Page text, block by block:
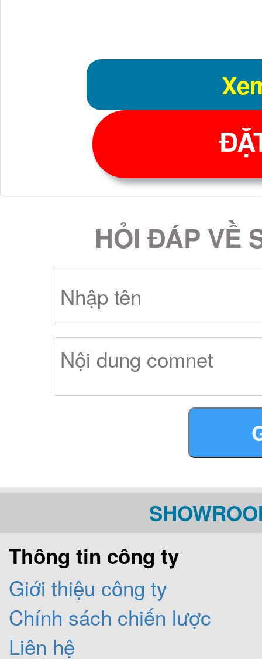
Bếp ga Lorca TA
được sản xuất dây
tại Malaysia, bếp sử
phí gas.
Bếp gas lorcađược
(Công tắc núm
men chống rỉ siêu
nấu 2 vòng lửa
nhiệt, ngắt gas tự
khóa gas bằng
8mm chịu nhiệt và
Bếp ga Lorca TA
chịu lực và chịu
chịu sốc nhiệt cao.
HỎI ĐÁP VỀ
Thông tin công ty
Giới thiệu công ty
Chính sách chiến lược
Liên hệ